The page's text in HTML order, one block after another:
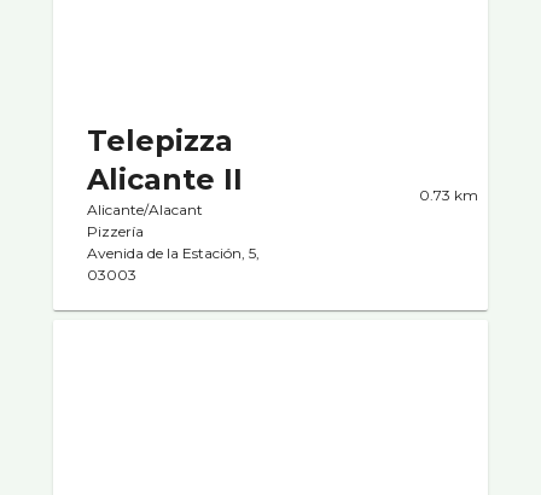
Telepizza
Alicante II
Alicante/Alacant
Pizzerí­a
Avenida de la Estación, 5,
03003
0.73 km